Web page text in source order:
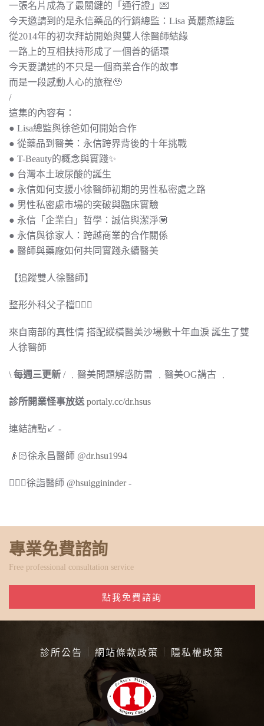
一張名片成為了最關鍵的「通行證」💌
今天邀請到的是永信藥品的行銷總監：Lisa 黃麗燕總監
從2014年的初次拜訪開始與雙人徐醫師結緣
一路上的互相扶持形成了一個善的循環
今天要講述的不只是一個商業合作的故事
而是一段感動人心的旅程🥹
/
這集的內容有：
● Lisa總監與徐爸如何開始合作
● 從藥品到醫美：永信跨界背後的十年挑戰
● T-Beauty的概念與實踐✨
● 台灣本土玻尿酸的誕生
● 永信如何支援小徐醫師初期的男性私密處之路
● 男性私密處市場的突破與臨床實驗
● 永信「企業白」哲學：誠信與潔淨💟
● 永信與徐家人：跨越商業的合作關係
● 醫師與藥廠如何共同實踐永續醫美
【追蹤雙人徐醫師】
整形外科父子檔🧔🏻‍♂️
來自南部的真性情 搭配縱橫醫美沙場數十年血淚 誕生了雙
人徐醫師
\ 每週三更新 / ﹒醫美問題解惑防雷 ﹒醫美OG講古 ﹒
診所開業怪事放送 portaly.cc/dr.hsus
連結請點↙︎ -
👴🏻徐永昌醫師 @dr.hsu1994
🧔🏻‍♂️徐詣醫師 @hsuiggininder-
專業免費諮詢
Free professional consultation service
點我免費諮詢
診所公告 網站條款政策 隱私權政策